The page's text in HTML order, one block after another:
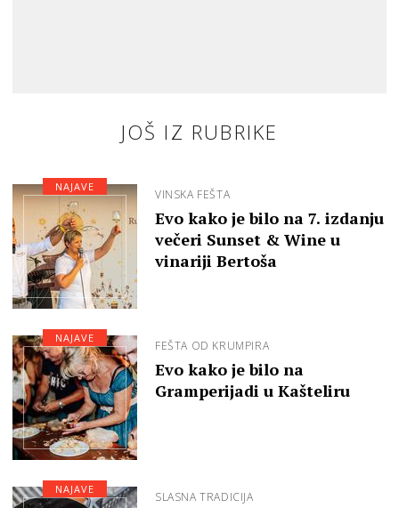
JOŠ IZ RUBRIKE
VINSKA FEŠTA
Evo kako je bilo na 7. izdanju
večeri Sunset & Wine u
vinariji Bertoša
NAJAVE
FEŠTA OD KRUMPIRA
Evo kako je bilo na
Gramperijadi u Kašteliru
NAJAVE
SLASNA TRADICIJA
NAJAVE